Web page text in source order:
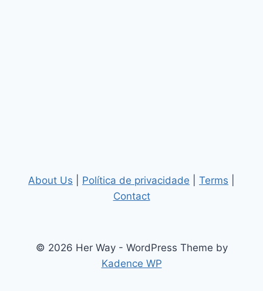
About Us Política de privacidade Terms
Contact
© 2026 Her Way - WordPress Theme by
Kadence WP